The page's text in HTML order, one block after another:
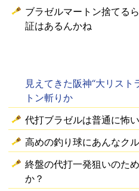
ブラゼルマートン捨てる
証はあるんかね
見えてきた阪神“大リスト
トン斬りか
代打ブラゼルは普通に怖い
高めの釣り球にあんなク
終盤の代打一発狙いのた
か？